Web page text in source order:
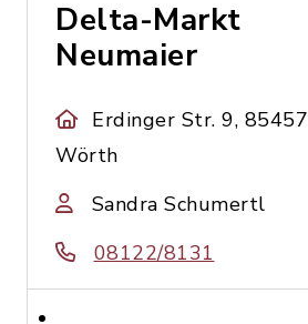
Delta-Markt
Neumaier
Erdinger Str. 9, 85457
Wörth
Sandra Schumertl
08122/8131